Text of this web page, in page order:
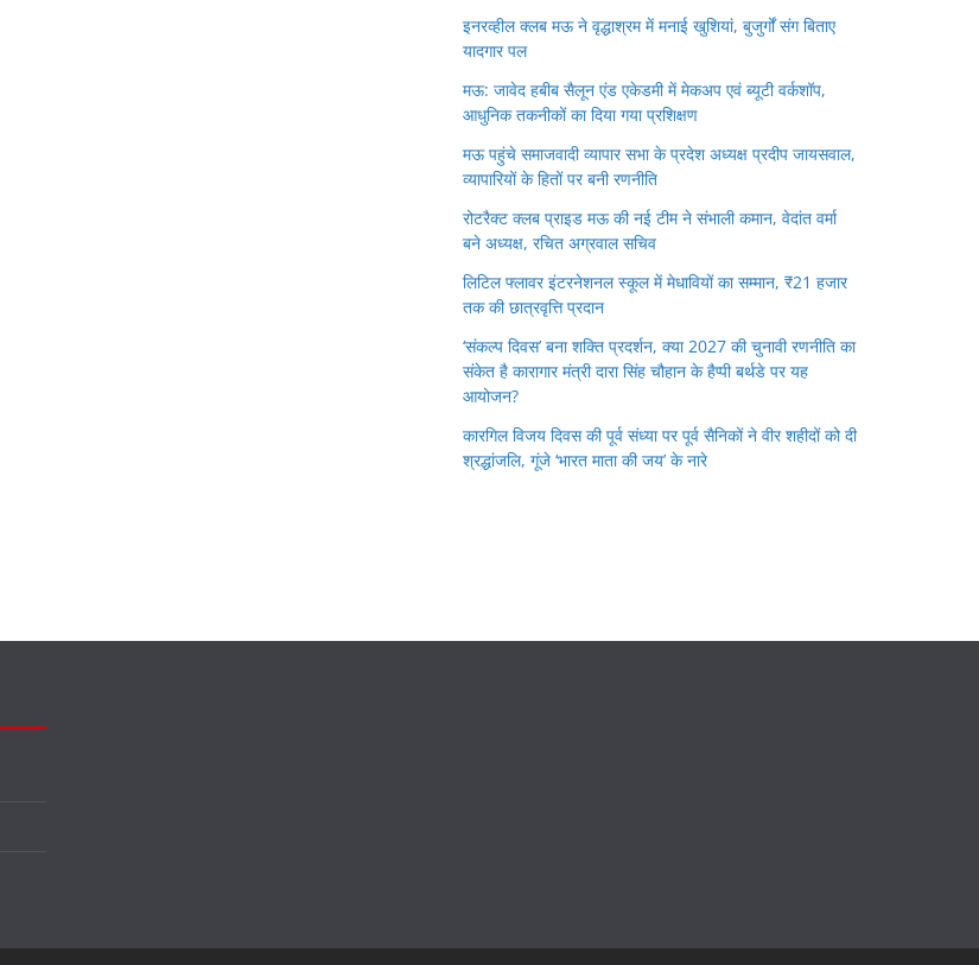
इनरव्हील क्लब मऊ ने वृद्धाश्रम में मनाई खुशियां, बुजुर्गों संग बिताए
यादगार पल
मऊ: जावेद हबीब सैलून एंड एकेडमी में मेकअप एवं ब्यूटी वर्कशॉप,
आधुनिक तकनीकों का दिया गया प्रशिक्षण
मऊ पहुंचे समाजवादी व्यापार सभा के प्रदेश अध्यक्ष प्रदीप जायसवाल,
व्यापारियों के हितों पर बनी रणनीति
रोटरैक्ट क्लब प्राइड मऊ की नई टीम ने संभाली कमान, वेदांत वर्मा
बने अध्यक्ष, रचित अग्रवाल सचिव
लिटिल फ्लावर इंटरनेशनल स्कूल में मेधावियों का सम्मान, ₹21 हजार
तक की छात्रवृत्ति प्रदान
‘संकल्प दिवस’ बना शक्ति प्रदर्शन, क्या 2027 की चुनावी रणनीति का
संकेत है कारागार मंत्री दारा सिंह चौहान के हैप्पी बर्थडे पर यह
आयोजन?
कारगिल विजय दिवस की पूर्व संध्या पर पूर्व सैनिकों ने वीर शहीदों को दी
श्रद्धांजलि, गूंजे ‘भारत माता की जय’ के नारे